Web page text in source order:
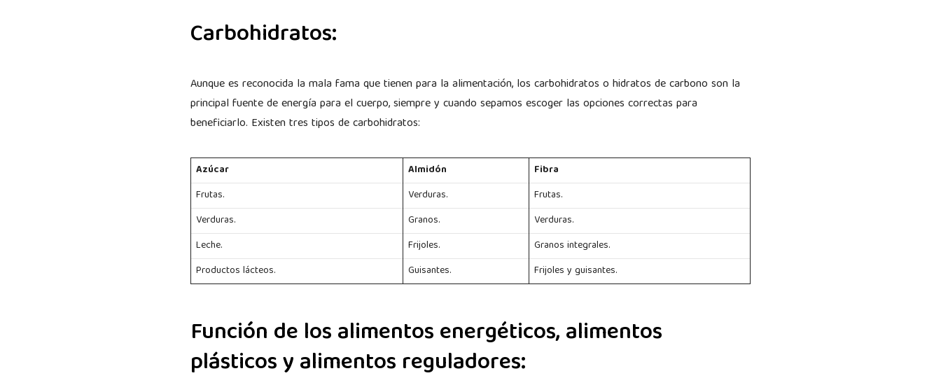
Carbohidratos:
Aunque es reconocida la mala fama que tienen para la alimentación, los carbohidratos o hidratos de carbono son la
principal fuente de energía para el cuerpo, siempre y cuando sepamos escoger las opciones correctas para
beneficiarlo. Existen tres tipos de carbohidratos:
Azúcar Almidón
Fibra
Frutas.
Verduras.
Frutas.
Verduras.
Granos.
Verduras.
Leche.
Frijoles.
Granos integrales.
Productos lácteos.
Guisantes. Frijoles y guisantes.
Función de los alimentos energéticos, alimentos
plásticos y alimentos reguladores: